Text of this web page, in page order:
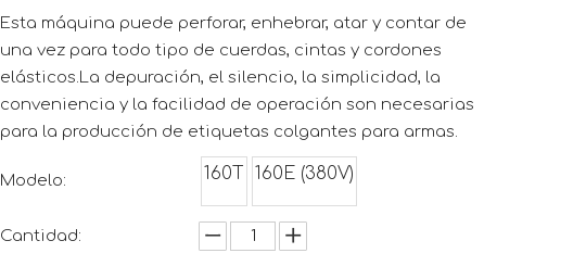
Esta máquina puede perforar, enhebrar, atar y contar de
una vez para todo tipo de cuerdas, cintas y cordones
elásticos.La depuración, el silencio, la simplicidad, la
conveniencia y la facilidad de operación son necesarias
para la producción de etiquetas colgantes para armas.
Modelo: 160T 160E (380V)
Cantidad: